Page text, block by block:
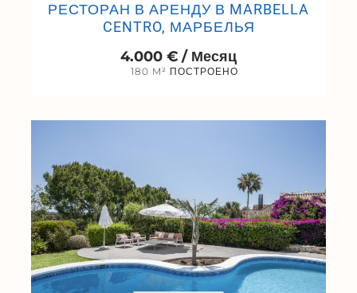
РЕСТОРАН В АРЕНДУ В MARBELLA
CENTRO, МАРБЕЛЬЯ
4.000 € / Месяц
180 M² ПОСТРОЕНО